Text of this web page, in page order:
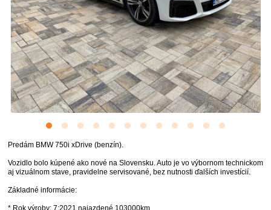
Predám BMW 750i xDrive (benzín).
Vozidlo bolo kúpené ako nové na Slovensku. Auto je vo výbornom technickom
aj vizuálnom stave, pravidelne servisované, bez nutnosti ďalších investícií.
Základné informácie:
* Rok výroby: 7:2021 najazdené 103000km